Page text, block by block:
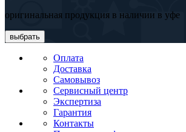
оригинальная продукция в наличии в уфе
выбрать
Оплата
Доставка
Самовывоз
Сервисный центр
Экспертиза
Гарантия
Контакты